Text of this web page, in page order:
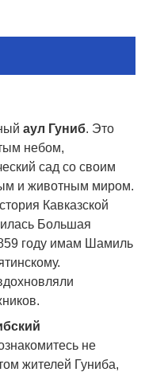
аул Гуниб. Это
небом,
сад со своим
и животным миром.
Кавказской
Большая
году имам Шамиль
не
жителей Гуниба,